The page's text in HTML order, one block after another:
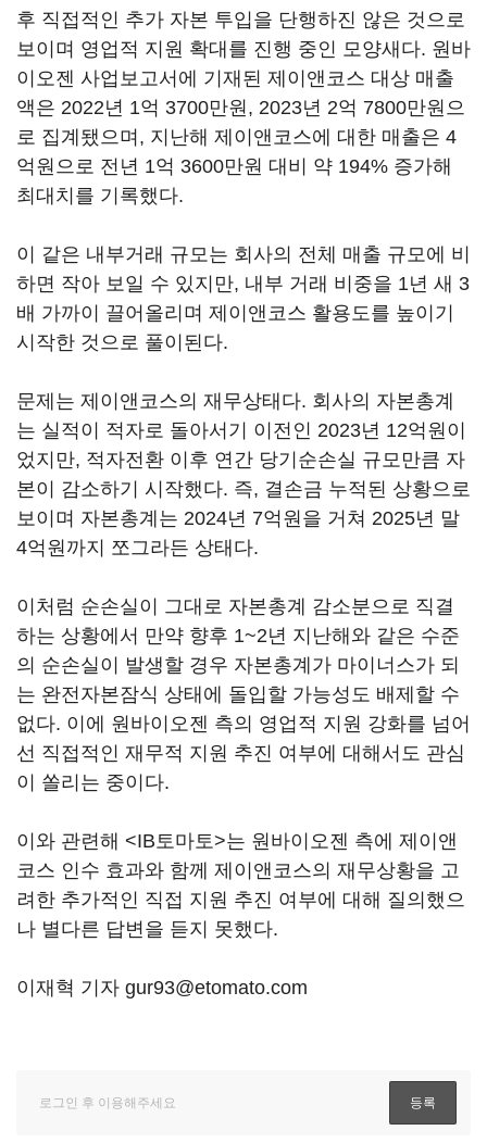
후 직접적인 추가 자본 투입을 단행하진 않은 것으로
보이며 영업적 지원 확대를 진행 중인 모양새다. 원바
이오젠 사업보고서에 기재된 제이앤코스 대상 매출
액은 2022년 1억 3700만원, 2023년 2억 7800만원으
로 집계됐으며, 지난해 제이앤코스에 대한 매출은 4
억원으로 전년 1억 3600만원 대비 약 194% 증가해
최대치를 기록했다.
이 같은 내부거래 규모는 회사의 전체 매출 규모에 비
하면 작아 보일 수 있지만, 내부 거래 비중을 1년 새 3
배 가까이 끌어올리며 제이앤코스 활용도를 높이기
시작한 것으로 풀이된다.
문제는 제이앤코스의 재무상태다. 회사의 자본총계
는 실적이 적자로 돌아서기 이전인 2023년 12억원이
었지만, 적자전환 이후 연간 당기순손실 규모만큼 자
본이 감소하기 시작했다. 즉, 결손금 누적된 상황으로
보이며 자본총계는 2024년 7억원을 거쳐 2025년 말
4억원까지 쪼그라든 상태다.
이처럼 순손실이 그대로 자본총계 감소분으로 직결
하는 상황에서 만약 향후 1~2년 지난해와 같은 수준
의 순손실이 발생할 경우 자본총계가 마이너스가 되
는 완전자본잠식 상태에 돌입할 가능성도 배제할 수
없다. 이에 원바이오젠 측의 영업적 지원 강화를 넘어
선 직접적인 재무적 지원 추진 여부에 대해서도 관심
이 쏠리는 중이다.
이와 관련해 <IB토마토>는 원바이오젠 측에 제이앤
코스 인수 효과와 함께 제이앤코스의 재무상황을 고
려한 추가적인 직접 지원 추진 여부에 대해 질의했으
나 별다른 답변을 듣지 못했다.
이재혁 기자 gur93@etomato.com